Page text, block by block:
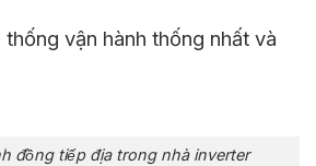
vận hành thống nhất và
đồng tiếp địa trong nhà inverter